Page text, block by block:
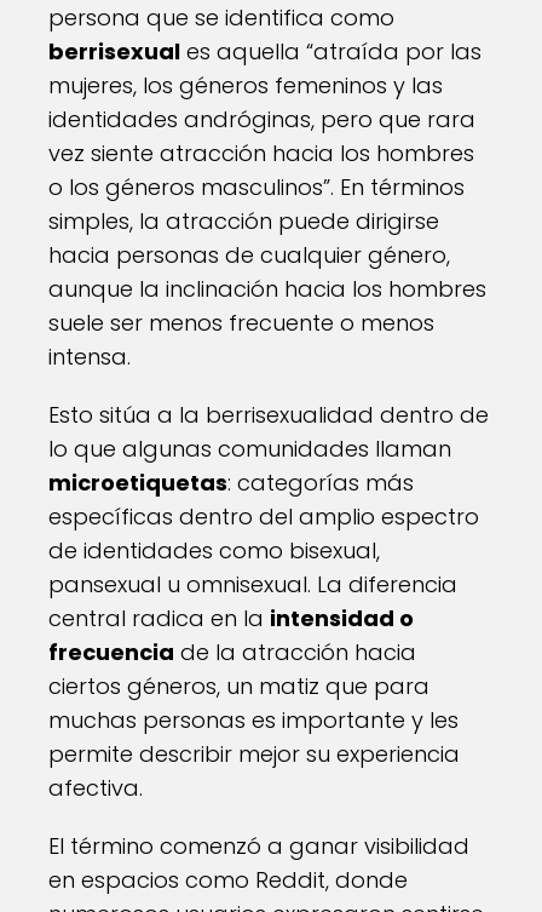
persona que se identifica como
berrisexual es aquella “atraída por las
mujeres, los géneros femeninos y las
identidades andróginas, pero que rara
vez siente atracción hacia los hombres
o los géneros masculinos”. En términos
simples, la atracción puede dirigirse
hacia personas de cualquier género,
aunque la inclinación hacia los hombres
suele ser menos frecuente o menos
intensa.
Esto sitúa a la berrisexualidad dentro de
lo que algunas comunidades llaman
microetiquetas: categorías más
específicas dentro del amplio espectro
de identidades como bisexual,
pansexual u omnisexual. La diferencia
central radica en la intensidad o
frecuencia de la atracción hacia
ciertos géneros, un matiz que para
muchas personas es importante y les
permite describir mejor su experiencia
afectiva.
El término comenzó a ganar visibilidad
en espacios como Reddit, donde